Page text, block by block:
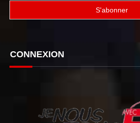
CONNEXION